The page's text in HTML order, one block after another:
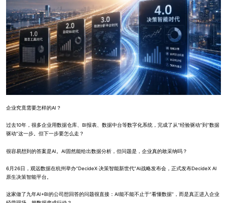
企业究竟需要怎样的AI？
过去10年，很多企业用数据仓库、BI报表、数据中台等数字化系统，完成了从“经验驱动”到“数据
驱动”这一步。但下一步要怎么走？
很容易想到的答案是AI。AI固然能给出数据分析，但问题是，企业真的敢采纳吗？
6月26日，观远数据在杭州举办“DecideX·决策智能新世代”AI战略发布会，正式发布DecideX AI
原生决策智能平台。
这家做了九年AI+BI的公司想回答的问题很直接：AI能不能不止于“看懂数据”，而是真正进入企业